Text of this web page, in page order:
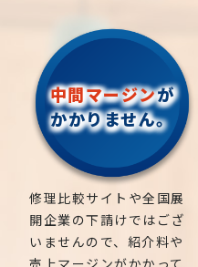
中間マージンが
かかりません。
修理比較サイトや全国展
開企業の下請けではござ
いませんので、紹介料や